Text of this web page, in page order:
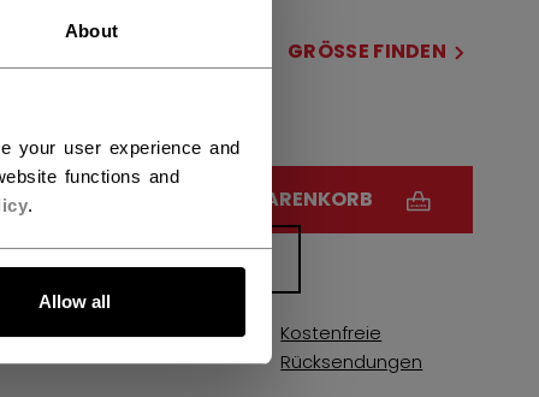
About
your user experience and
functions and
.
Allow all
GRÖSSE FINDEN
MENGE
IN DEN WARENKORB
Kostenfreie
Rücksendungen